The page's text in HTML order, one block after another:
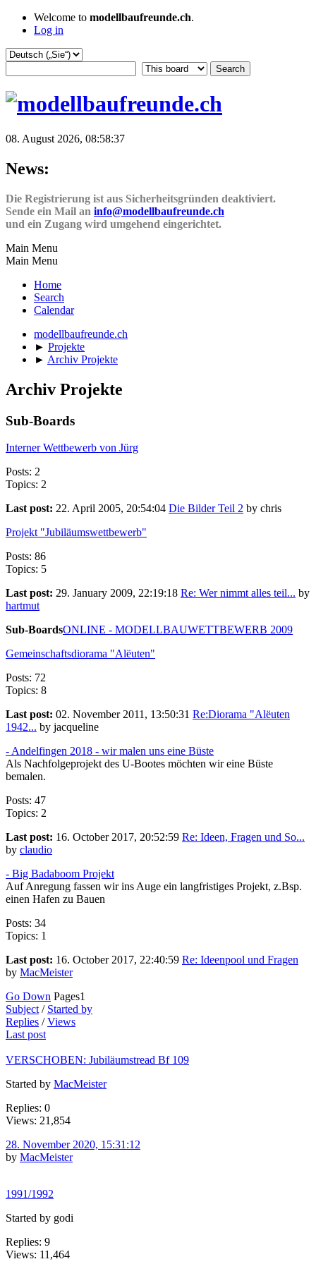
Welcome to modellbaufreunde.ch.
Log in
08. August 2026, 08:58:37
News:
Die Registrierung ist aus Sicherheitsgründen deaktiviert.
Sende ein Mail an info@modellbaufreunde.ch
und ein Zugang wird umgehend eingerichtet.
Main Menu
Main Menu
Home
Search
Calendar
modellbaufreunde.ch
► Projekte
► Archiv Projekte
Archiv Projekte
Sub-Boards
Interner Wettbewerb von Jürg
Posts: 2
Topics: 2
Last post: 22. April 2005, 20:54:04 Die Bilder Teil 2 by chris
Projekt "Jubiläumswettbewerb"
Posts: 86
Topics: 5
Last post: 29. January 2009, 22:19:18 Re: Wer nimmt alles teil... by
hartmut
Sub-BoardsONLINE - MODELLBAUWETTBEWERB 2009
Gemeinschaftsdiorama "Alëuten"
Posts: 72
Topics: 8
Last post: 02. November 2011, 13:50:31 Re:Diorama "Alëuten
1942... by jacqueline
- Andelfingen 2018 - wir malen uns eine Büste
Als Nachfolgeprojekt des U-Bootes möchten wir eine Büste
bemalen.
Posts: 47
Topics: 2
Last post: 16. October 2017, 20:52:59 Re: Ideen, Fragen und So...
by claudio
- Big Badaboom Projekt
Auf Anregung fassen wir ins Auge ein langfristiges Projekt, z.Bsp.
einen Hafen zu Bauen
Posts: 34
Topics: 1
Last post: 16. October 2017, 22:40:59 Re: Ideenpool und Fragen
by MacMeister
Go Down Pages1
Subject / Started by
Replies /Views
Last post
VERSCHOBEN: Jubiläumstread Bf 109
Started by MacMeister
Replies: 0
Views: 21,854
28. November 2020, 15:31:12
by MacMeister
1991/1992
Started by godi
Replies: 9
Views: 11,464